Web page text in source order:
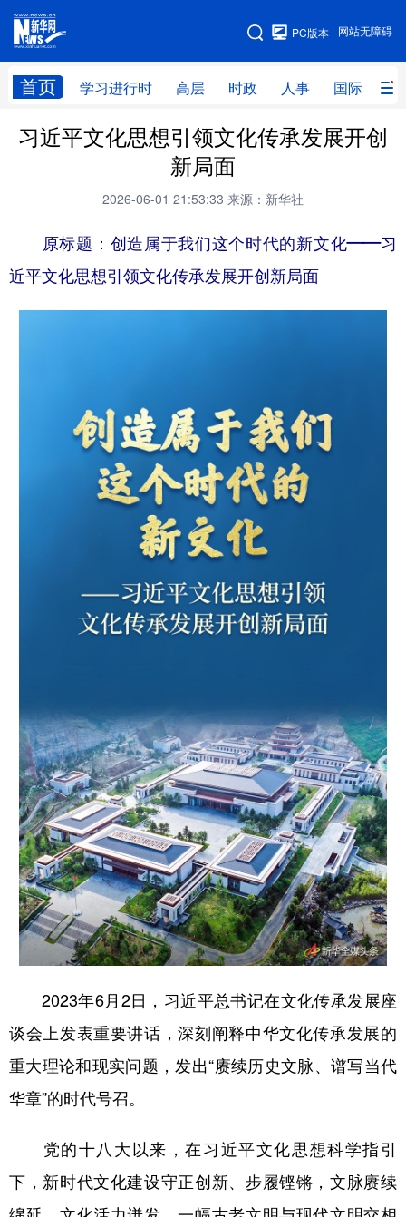
网站无障碍
PC版本
首页 学习进行时 高层 时政 人事 国际 财
网站地图
学习进行时 高层 时政 人事
科技 科创 量子 体育
文化 书画 健康
学术中国 乡村振兴 银龄 溯源中国
旅游 能源
娱乐 时尚
一带一路 亚太网
文化产业
辽宁 吉林 上海 江苏
浙江 安徽 福建 江西
山东 河南 湖北 湖南
广东 广西 海南 重庆
四川 贵州 云南 西藏
陕西 甘肃 青海 宁夏
新疆 内蒙古 黑龙江
多语种频道
English Español Français عربى
Deutsch Português
习近平文化思想引领文化传承发展开创
新局面
2026-06-01 21:53:33 来源：新华社
原标题：创造属于我们这个时代的新文化——习
近平文化思想引领文化传承发展开创新局面
2023年6月2日，习近平总书记在文化传承发展座
谈会上发表重要讲话，深刻阐释中华文化传承发展的
重大理论和现实问题，发出“赓续历史文脉、谱写当代
华章”的时代号召。
党的十八大以来，在习近平文化思想科学指引
下，新时代文化建设守正创新、步履铿锵，文脉赓续